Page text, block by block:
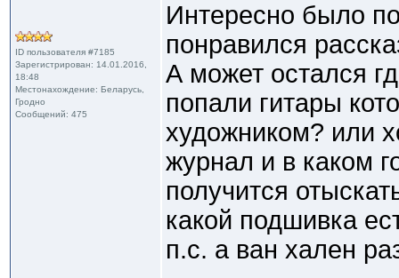
ID пользователя #7185
Зарегистрирован: 14.01.2016,
18:48
Местонахождение: Беларусь,
Гродно
Сообщений: 475
Интересно было
понравился
А может остался
попали гитары
художником? или
журнал и в каком
получится
какой подшивка
п.с. а ван хален